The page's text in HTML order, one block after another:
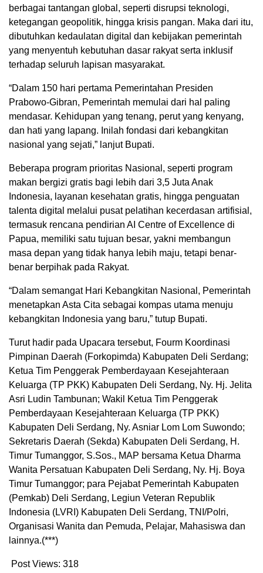
berbagai tantangan global, seperti disrupsi teknologi,
ketegangan geopolitik, hingga krisis pangan. Maka dari itu,
dibutuhkan kedaulatan digital dan kebijakan pemerintah
yang menyentuh kebutuhan dasar rakyat serta inklusif
terhadap seluruh lapisan masyarakat.
“Dalam 150 hari pertama Pemerintahan Presiden
Prabowo-Gibran, Pemerintah memulai dari hal paling
mendasar. Kehidupan yang tenang, perut yang kenyang,
dan hati yang lapang. Inilah fondasi dari kebangkitan
nasional yang sejati,” lanjut Bupati.
Beberapa program prioritas Nasional, seperti program
makan bergizi gratis bagi lebih dari 3,5 Juta Anak
Indonesia, layanan kesehatan gratis, hingga penguatan
talenta digital melalui pusat pelatihan kecerdasan artifisial,
termasuk rencana pendirian AI Centre of Excellence di
Papua, memiliki satu tujuan besar, yakni membangun
masa depan yang tidak hanya lebih maju, tetapi benar-
benar berpihak pada Rakyat.
“Dalam semangat Hari Kebangkitan Nasional, Pemerintah
menetapkan Asta Cita sebagai kompas utama menuju
kebangkitan Indonesia yang baru,” tutup Bupati.
Turut hadir pada Upacara tersebut, Fourm Koordinasi
Pimpinan Daerah (Forkopimda) Kabupaten Deli Serdang;
Ketua Tim Penggerak Pemberdayaan Kesejahteraan
Keluarga (TP PKK) Kabupaten Deli Serdang, Ny. Hj. Jelita
Asri Ludin Tambunan; Wakil Ketua Tim Penggerak
Pemberdayaan Kesejahteraan Keluarga (TP PKK)
Kabupaten Deli Serdang, Ny. Asniar Lom Lom Suwondo;
Sekretaris Daerah (Sekda) Kabupaten Deli Serdang, H.
Timur Tumanggor, S.Sos., MAP bersama Ketua Dharma
Wanita Persatuan Kabupaten Deli Serdang, Ny. Hj. Boya
Timur Tumanggor; para Pejabat Pemerintah Kabupaten
(Pemkab) Deli Serdang, Legiun Veteran Republik
Indonesia (LVRI) Kabupaten Deli Serdang, TNI/Polri,
Organisasi Wanita dan Pemuda, Pelajar, Mahasiswa dan
lainnya.(***)
Post Views: 318